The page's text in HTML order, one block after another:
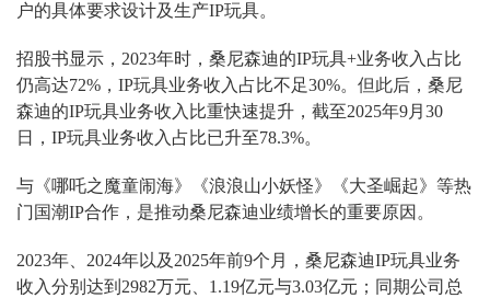
户的具体要求设计及生产IP玩具。
招股书显示，2023年时，桑尼森迪的IP玩具+业务收入占比
仍高达72%，IP玩具业务收入占比不足30%。但此后，桑尼
森迪的IP玩具业务收入比重快速提升，截至2025年9月30
日，IP玩具业务收入占比已升至78.3%。
与《哪吒之魔童闹海》《浪浪山小妖怪》《大圣崛起》等热
门国潮IP合作，是推动桑尼森迪业绩增长的重要原因。
2023年、2024年以及2025年前9个月，桑尼森迪IP玩具业务
收入分别达到2982万元、1.19亿元与3.03亿元；同期公司总